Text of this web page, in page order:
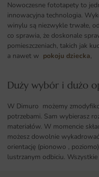
Nowoczesne fototapety to
innowacyjna technologia.
winylu są niezwykle trwałe,
co sprawia, że doskonale
pomieszczeniach, takich jak
a nawet w pokoju dziecka,
Duży wybór i dużo
W Dimuro możemy
potrzebami. Sam wybierasz
materiałów. W momencie
możesz dowolnie
orientację (pionowo ,
lustrzanym odbiciu.